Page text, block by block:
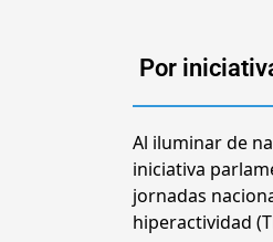
Por
Al iluminar de
iniciativa
jornadas
hiperactividad